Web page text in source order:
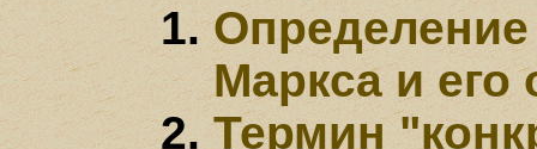
Определение
Маркса и его
Термин